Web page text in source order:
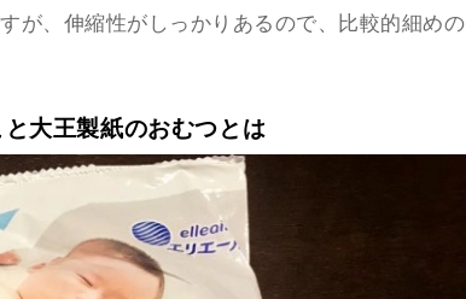
が、伸縮性がしっかりあるので、比較的細めの
大王製紙のおむつとは